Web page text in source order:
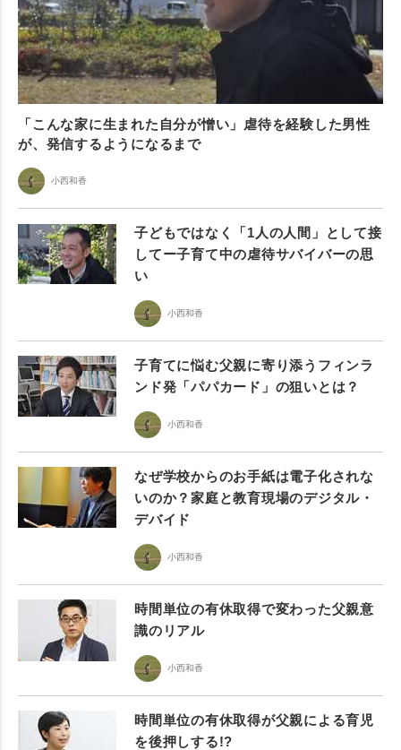
「こんな家に生まれた自分が憎い」虐待を経験した男性
が、発信するようになるまで
小西和香
子どもではなく「1人の人間」として接
してー子育て中の虐待サバイバーの思
い
小西和香
子育てに悩む父親に寄り添うフィンラ
ンド発「パパカード」の狙いとは？
小西和香
なぜ学校からのお手紙は電子化されな
いのか？家庭と教育現場のデジタル・
デバイド
小西和香
時間単位の有休取得で変わった父親意
識のリアル
小西和香
時間単位の有休取得が父親による育児
を後押しする!?